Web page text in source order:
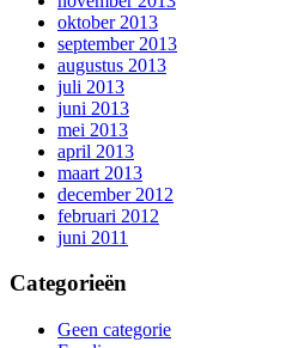
oktober 2013
september 2013
augustus 2013
juli 2013
juni 2013
mei 2013
april 2013
maart 2013
december 2012
februari 2012
juni 2011
Categorieën
Geen categorie